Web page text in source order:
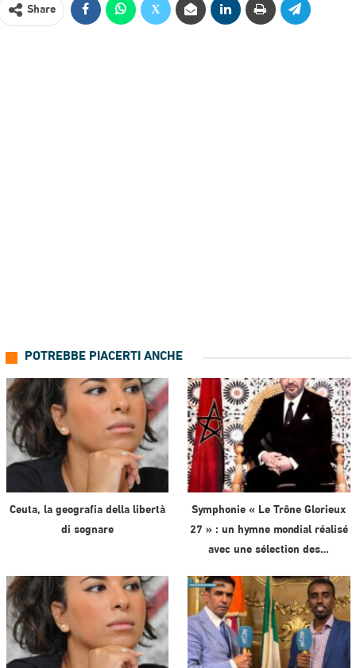
Share
POTREBBE PIACERTI ANCHE
Ceuta, la geografia della libertà
di sognare
Symphonie « Le Trône Glorieux
27 » : un hymne mondial réalisé
avec une sélection des…